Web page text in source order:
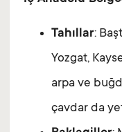
Tahıllar:
Yozgat,
arpa ve
çavdar da